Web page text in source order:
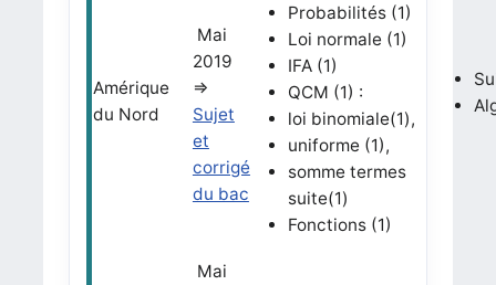
Amérique
du Nord
Mai
2019
=>
Sujet
et
corrigé
du bac
Probabilités (1)
Loi normale (1)
IFA (1)
QCM (1) :
loi binomiale(1),
uniforme (1),
somme termes
suite(1)
Fonctions (1)
Mai